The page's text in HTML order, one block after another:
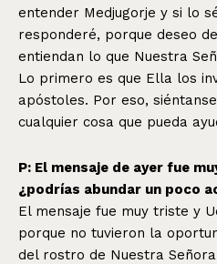
entender Medjugorje y si lo
responderé, porque deseo
entiendan lo que Nuestra
Lo primero es que Ella los
apóstoles. Por eso,
cualquier cosa que pueda
P: El mensaje de ayer fue
¿podrías abundar un poco
El mensaje fue muy triste y
porque no tuvieron la
del rostro de Nuestra